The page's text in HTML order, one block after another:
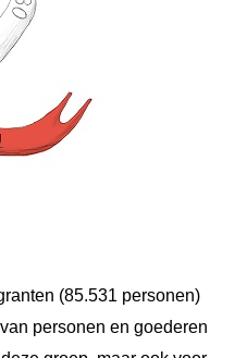
(85.531 personen)
personen en goederen